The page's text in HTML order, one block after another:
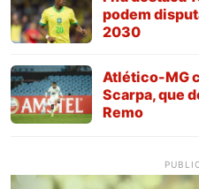
podem
2030
Atlético-MG
Scarpa, que
Remo